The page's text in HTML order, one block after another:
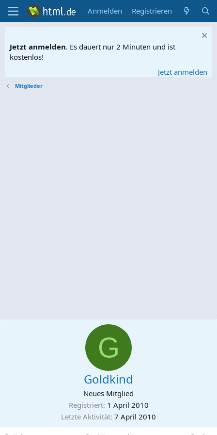
Anmelden Registrieren
Jetzt anmelden. Es dauert nur 2 Minuten und ist
kostenlos!
Jetzt anmelden
Mitglieder
G
Goldkind
Neues Mitglied
Registriert 1 April 2010
Letzte Aktivität 7 April 2010